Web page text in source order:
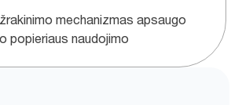
mechanizmas apsaugo
popieriaus naudojimo